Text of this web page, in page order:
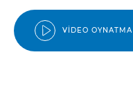
VIDEO OYNATMA